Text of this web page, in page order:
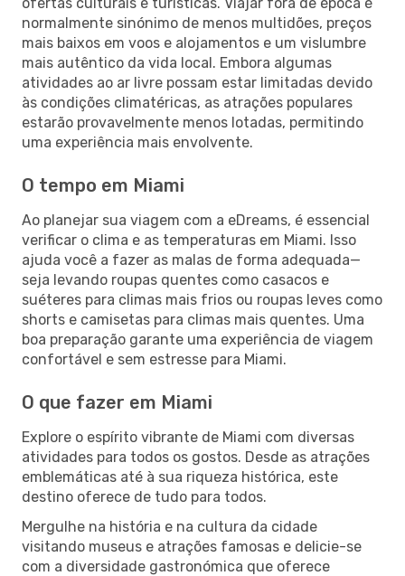
normalmente sinónimo de menos multidões, preços
mais baixos em voos e alojamentos e um vislumbre
mais autêntico da vida local. Embora algumas
atividades ao ar livre possam estar limitadas devido
às condições climatéricas, as atrações populares
estarão provavelmente menos lotadas, permitindo
uma experiência mais envolvente.
O tempo em Miami
Ao planejar sua viagem com a eDreams, é essencial
verificar o clima e as temperaturas em Miami. Isso
ajuda você a fazer as malas de forma adequada—
seja levando roupas quentes como casacos e
suéteres para climas mais frios ou roupas leves como
shorts e camisetas para climas mais quentes. Uma
boa preparação garante uma experiência de viagem
confortável e sem estresse para Miami.
O que fazer em Miami
Explore o espírito vibrante de Miami com diversas
atividades para todos os gostos. Desde as atrações
emblemáticas até à sua riqueza histórica, este
destino oferece de tudo para todos.
Mergulhe na história e na cultura da cidade
visitando museus e atrações famosas e delicie-se
com a diversidade gastronómica que oferece